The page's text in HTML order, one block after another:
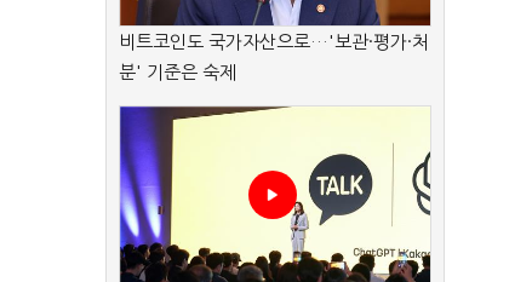
비트코인도 국가자산으로…'보관·평가·처
분' 기준은 숙제